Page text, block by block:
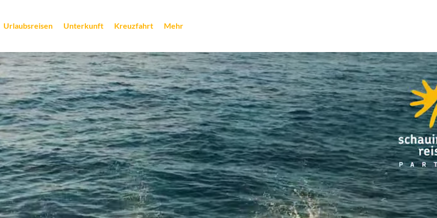
Urlaubsreisen Unterkunft Kreuzfahrt Mehr